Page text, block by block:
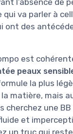
l’absence de
qui va parler à
ont des
est
peaux
la plus
la matière, mais
cherchez une
et